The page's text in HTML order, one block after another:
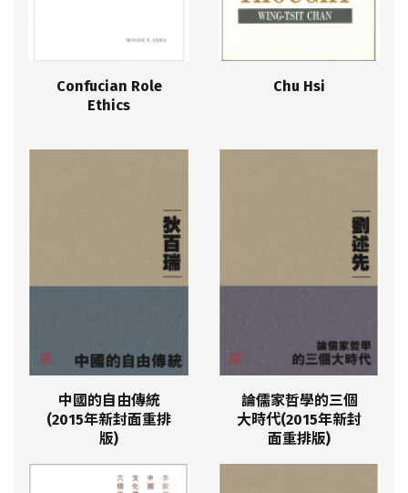
Confucian Role
Ethics
Chu Hsi
中國的自由傳統
(2015年新封面重排
版)
論儒家哲學的三個
大時代(2015年新封
面重排版)